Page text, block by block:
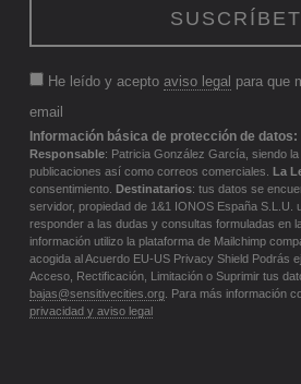
He leído y acepto aviso legal para que
email
Información básica de protección de datos:
Responsable: Patricia González García, siendo la
publicaciones así como correos comerciales. La
consentimiento. Destinatarios: tus datos se
servidor, propiedad de 1&1 IONOS España S.L.U.
responder a las dudas y consultas formuladas en
información utilizo la plataforma de Mailchimp
acogida al Acuerdo EU-US Privacy Shield Podrás
Acceso, Rectificación, Limitación o Suprimir tus
bajas@sensitivecities.org. Para más información
privacidad y aviso legal